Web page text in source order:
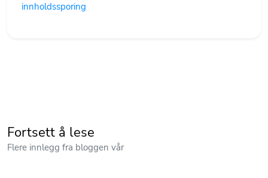
innholdssporing
Fortsett å lese
Flere innlegg fra bloggen vår